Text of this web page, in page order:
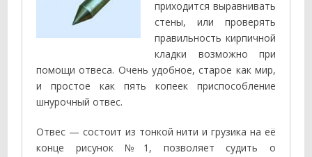
приходится выравнивать
стены, или проверять
правильность кирпичной
кладки возможно при
помощи отвеса. Очень удобное, старое как мир,
и простое как пять копеек приспособление
шнурочный отвес.
Отвес — состоит из тонкой нити и грузика на её
конце рисунок №1, позволяет судить о